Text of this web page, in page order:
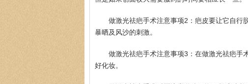
做激光祛疤手术注意事项2：疤皮要让它自行
暴晒及风沙的刺激。
做激光祛疤手术注意事项3：在做激光祛疤手
好化妆。